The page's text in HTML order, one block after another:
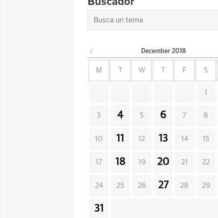
December 2018
M W F S
1
3 4 5 6 7 8
10 11 12 13 14 15
17 18 19 20 21 22
24 25 26 27 28 29
31